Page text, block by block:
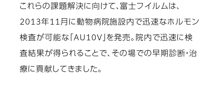
これらの課題解決に向けて、富士フイルムは、
2013年11月に動物病院施設内で迅速なホルモン
検査が可能な「AU10V」を発売。院内で迅速に検
査結果が得られることで、その場での早期診断・治
療に貢献してきました。